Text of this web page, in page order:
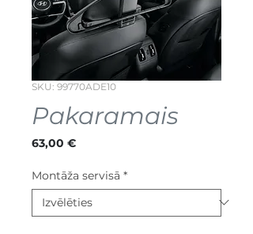
SKU: 99770ADE10
Pakaramais
63,00 €Cena
Montāža servisā *